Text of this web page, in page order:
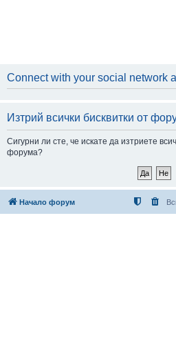
Connect with your social network
Изтрий всички бисквитки от
Сигурни ли сте, че искате да изтриете
форума?
Начало форум